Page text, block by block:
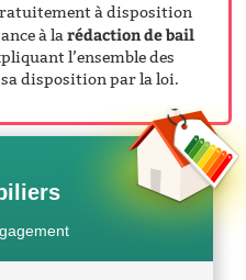
à disposition
à larédaction de bail
l’ensemble des
disposition par la loi.